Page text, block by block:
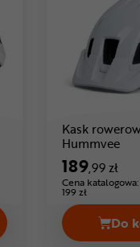
ENDURA
Kask
Hummvee
189,99 zł
Cena katalogowa:
199 zł
Do